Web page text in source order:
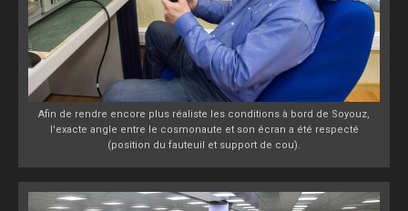
Afin de rendre encore plus réaliste les conditions à bord de Soyouz,
l'exacte angle entre le cosmonaute et son écran a été respecté
(position du fauteuil et support de cou).